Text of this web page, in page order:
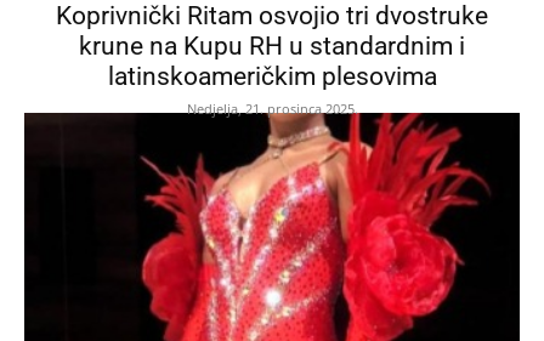
Koprivnički Ritam osvojio tri dvostruke
krune na Kupu RH u standardnim i
latinskoameričkim plesovima
Nedjelja, 21. prosinca 2025.